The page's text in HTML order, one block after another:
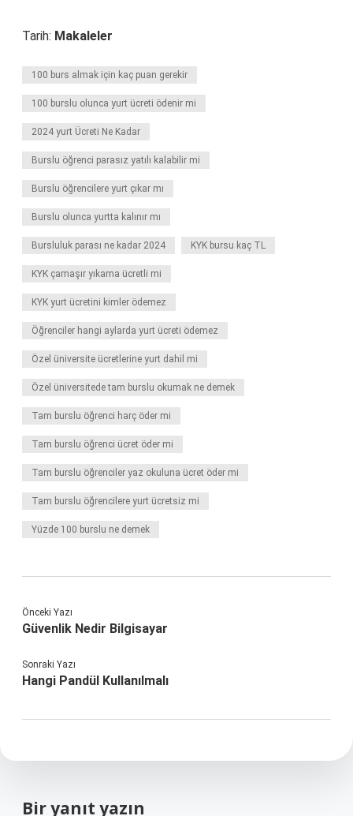
Tarih: Makaleler
100 burs almak için kaç puan gerekir
100 burslu olunca yurt ücreti ödenir mi
2024 yurt Ücreti Ne Kadar
Burslu öğrenci parasız yatılı kalabilir mi
Burslu öğrencilere yurt çıkar mı
Burslu olunca yurtta kalınır mı
Bursluluk parası ne kadar 2024 KYK bursu kaç TL
KYK çamaşır yıkama ücretli mi
KYK yurt ücretini kimler ödemez
Öğrenciler hangi aylarda yurt ücreti ödemez
Özel üniversite ücretlerine yurt dahil mi
Özel üniversitede tam burslu okumak ne demek
Tam burslu öğrenci harç öder mi
Tam burslu öğrenci ücret öder mi
Tam burslu öğrenciler yaz okuluna ücret öder mi
Tam burslu öğrencilere yurt ücretsiz mi
Yüzde 100 burslu ne demek
Önceki Yazı
Güvenlik Nedir Bilgisayar
Sonraki Yazı
Hangi Pandül Kullanılmalı
Bir yanıt yazın